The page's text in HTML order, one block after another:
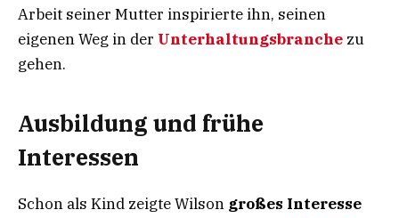
Arbeit seiner Mutter inspirierte ihn, seinen
eigenen Weg in der Unterhaltungsbranche zu
gehen.
Ausbildung und frühe
Interessen
Schon als Kind zeigte Wilson großes Interesse